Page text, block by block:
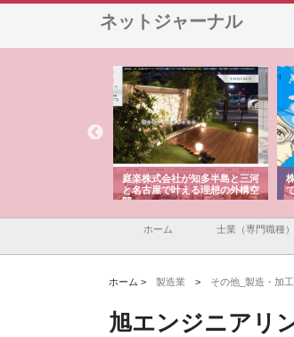
ネットジャーナル
庭楽株式会社が知多半島と三河
と名古屋で叶える理想の外構空
間
ホーム 士業（専門職種）
ホーム > 製造業 > その他_製造・加工
旭エンジニアリ